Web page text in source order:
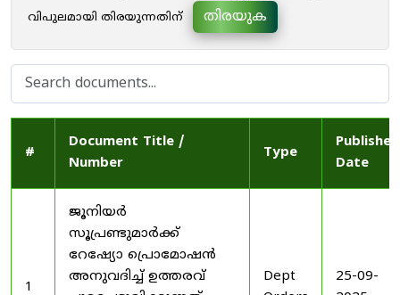
വിപുലമായി തിരയുന്നതിന്
തിരയുക
#
Document Title /
Number
Type
Published
Date
1
ജൂനിയർ
സൂപ്രണ്ടുമാർക്ക്
റേഷ്യോ പ്രൊമോഷൻ
അനുവദിച്ച് ഉത്തരവ്
Dept
25-09-